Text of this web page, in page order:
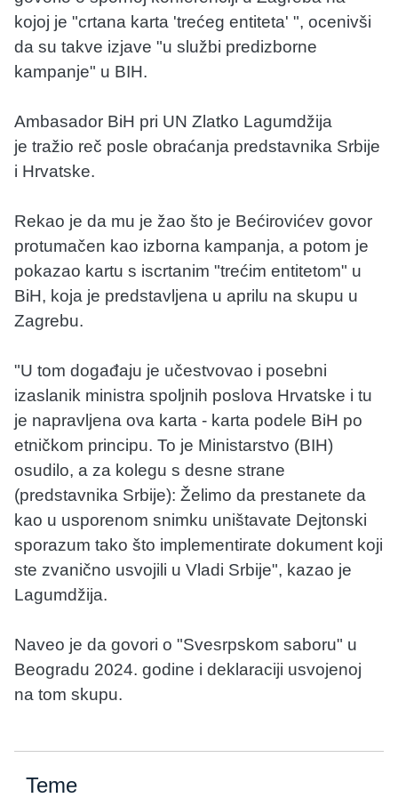
kojoj je "crtana karta 'trećeg entiteta' ", ocenivši
da su takve izjave "u službi predizborne
kampanje" u BIH.
Ambasador BiH pri UN Zlatko Lagumdžija
je tražio reč posle obraćanja predstavnika Srbije
i Hrvatske.
Rekao je da mu je žao što je Bećirovićev govor
protumačen kao izborna kampanja, a potom je
pokazao kartu s iscrtanim "trećim entitetom" u
BiH, koja je predstavljena u aprilu na skupu u
Zagrebu.
"U tom događaju je učestvovao i posebni
izaslanik ministra spoljnih poslova Hrvatske i tu
je napravljena ova karta - karta podele BiH po
etničkom principu. To je Ministarstvo (BIH)
osudilo, a za kolegu s desne strane
(predstavnika Srbije): Želimo da prestanete da
kao u usporenom snimku uništavate Dejtonski
sporazum tako što implementirate dokument koji
ste zvanično usvojili u Vladi Srbije", kazao je
Lagumdžija.
Naveo je da govori o "Svesrpskom saboru" u
Beogradu 2024. godine i deklaraciji usvojenoj
na tom skupu.
Teme